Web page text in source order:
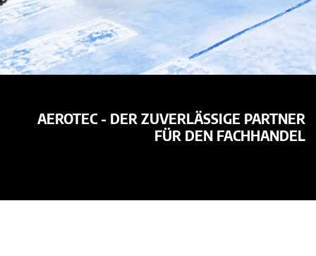
AEROTEC - DER ZUVERLÄSSIGE PARTNER
FÜR DEN FACHHANDEL